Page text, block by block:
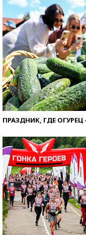
ПРАЗДНИК, ГДЕ